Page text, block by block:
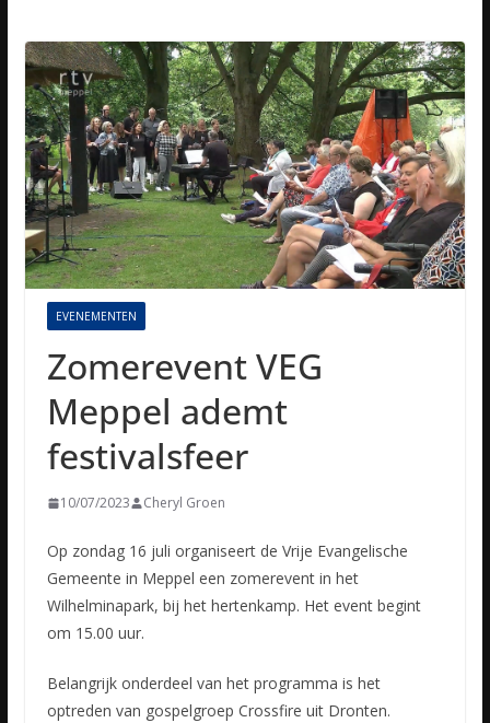
EVENEMENTEN
Zomerevent VEG
Meppel ademt
festivalsfeer
10/07/2023 Cheryl Groen
Op zondag 16 juli organiseert de Vrije Evangelische
Gemeente in Meppel een zomerevent in het
Wilhelminapark, bij het hertenkamp. Het event begint
om 15.00 uur.
Belangrijk onderdeel van het programma is het
optreden van gospelgroep Crossfire uit Dronten.